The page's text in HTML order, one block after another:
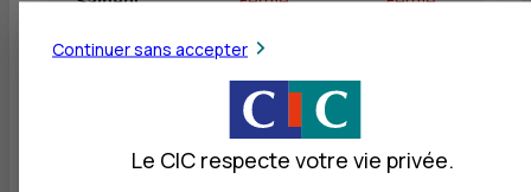
Fermé
Continuer sans accepter
Le CIC respecte votre vie privée.